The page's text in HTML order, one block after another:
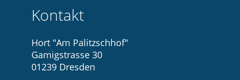
Kontakt
Hort "Am Palitzschhof"
Gamigstrasse 30
01239 Dresden